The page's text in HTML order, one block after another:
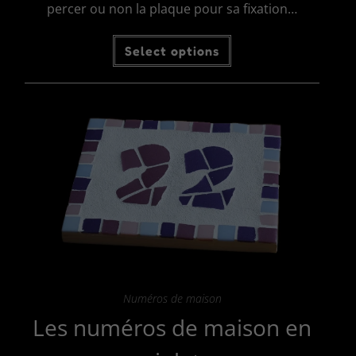
percer ou non la plaque pour sa fixation…
Select options
Ce
variations.
être
choisies
sur
la
page
produit
Numéros de maison
Les numéros de maison en